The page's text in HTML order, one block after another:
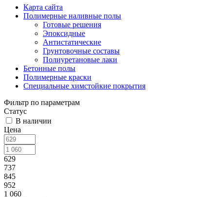
Карта сайта
Полимерные наливные полы
Готовые решения
Эпоксидные
Антистатические
Грунтовочные составы
Полиуретановые лаки
Бетонные полы
Полимерные краски
Специальные химстойкие покрытия
Фильтр по параметрам
Статус
В наличии
Цена
629
737
845
952
1 060